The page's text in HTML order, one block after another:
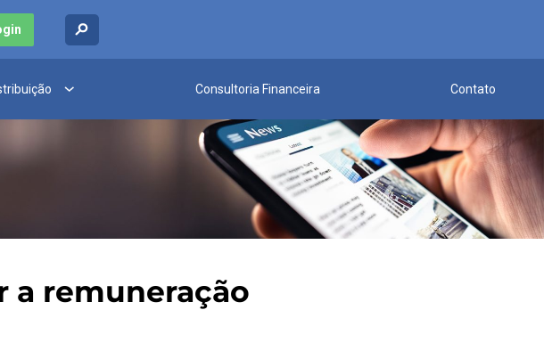
Consultoria Financeira Contato
a remuneração